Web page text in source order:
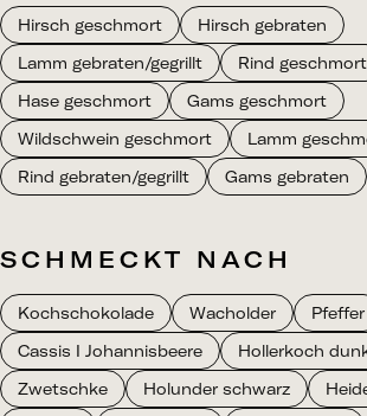
Hirsch geschmort
Hirsch gebraten
Lamm gebraten/gegrillt
Rind geschmort
Hase geschmort
Gams geschmort
Wildschwein geschmort
Lamm
Rind gebraten/gegrillt
Gams gebraten
SCHMECKT NACH
Kochschokolade Wacholder
Pfeffer
Cassis I Johannisbeere
Hollerkoch
Zwetschke
Holunder schwarz